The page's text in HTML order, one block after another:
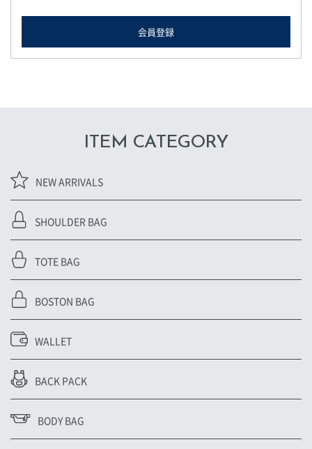
会員登録
ITEM CATEGORY
NEW ARRIVALS
SHOULDER BAG
TOTE BAG
BOSTON BAG
WALLET
BACK PACK
BODY BAG